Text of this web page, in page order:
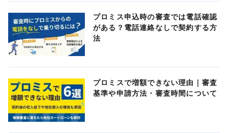
プロミス申込時の審査では電話確認
がある？電話連絡なしで契約する方
法
プロミスで増額できない理由｜審査
基準や申請方法・審査時間について